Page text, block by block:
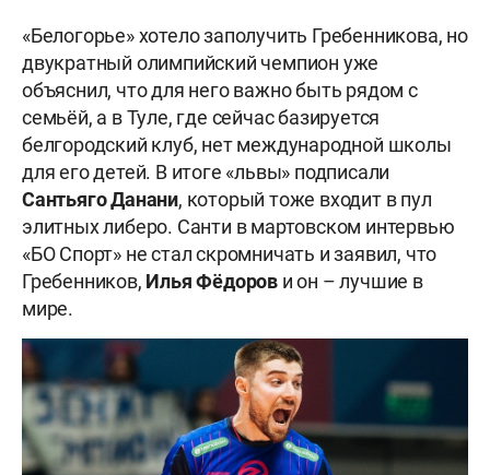
«Белогорье» хотело заполучить Гребенникова, но
двукратный олимпийский чемпион уже
объяснил, что для него важно быть рядом с
семьёй, а в Туле, где сейчас базируется
белгородский клуб, нет международной школы
для его детей. В итоге «львы» подписали
Сантьяго Данани, который тоже входит в пул
элитных либеро. Санти в мартовском интервью
«БО Спорт» не стал скромничать и заявил, что
Гребенников, Илья Фёдоров и он – лучшие в
мире.